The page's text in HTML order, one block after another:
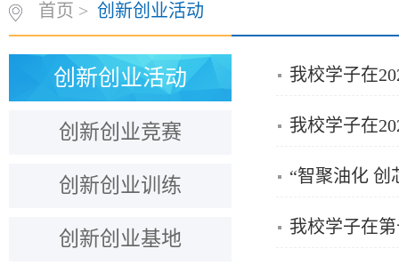
首页 > 创新创业活动
创新创业活动
创新创业竞赛
创新创业训练
创新创业基地
我校学子在
我校学子在
“智聚油化
我校学子在